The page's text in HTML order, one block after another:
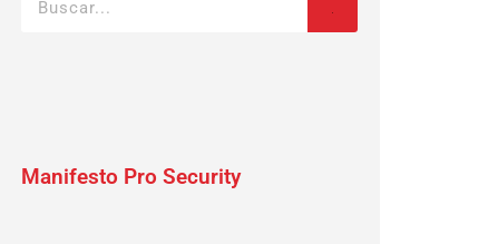
Manifesto Pro Security